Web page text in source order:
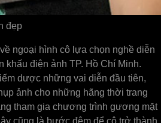
đẹp
ngoại hình cô lựa chọn nghề diễn
khấu điện ảnh TP. Hồ Chí Minh.
dược những vai diễn đầu tiên,
ảnh cho những hãng thời trang
tham gia chương trình gương mặt
cũng là bước đệm để cô trở thành